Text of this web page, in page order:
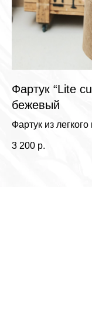
Фартук “Lite
бежевый
Фартук из
3 200 р.